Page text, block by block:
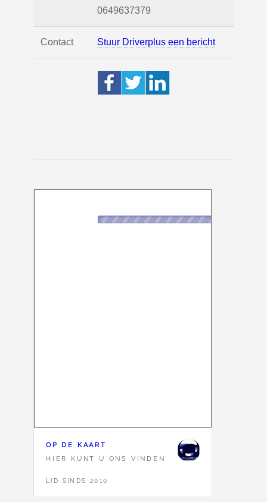
0649637379
Contact Stuur Driverplus een bericht
OP DE KAART
HIER KUNT U ONS VINDEN
LID SINDS 2010